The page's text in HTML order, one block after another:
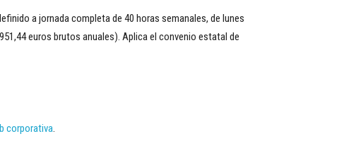
a jornada completa de 40 horas semanales, de lunes
euros brutos anuales). Aplica el convenio estatal de
corporativa.